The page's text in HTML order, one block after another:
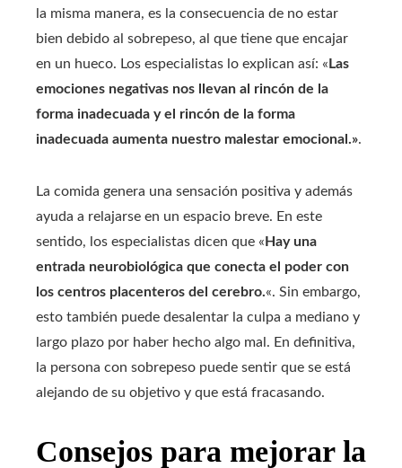
la misma manera, es la consecuencia de no estar
bien debido al sobrepeso, al que tiene que encajar
en un hueco. Los especialistas lo explican así: « Las
emociones negativas nos llevan al rincón de la
forma inadecuada y el rincón de la forma
inadecuada aumenta nuestro malestar emocional.».
La comida genera una sensación positiva y además
ayuda a relajarse en un espacio breve. En este
sentido, los especialistas dicen que « Hay una
entrada neurobiológica que conecta el poder con
los centros placenteros del cerebro.«. Sin embargo,
esto también puede desalentar la culpa a mediano y
largo plazo por haber hecho algo mal. En definitiva,
la persona con sobrepeso puede sentir que se está
alejando de su objetivo y que está fracasando.
Consejos para mejorar la